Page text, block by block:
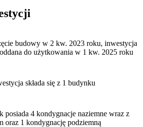
budowy w 2 kw. 2023 roku, inwestycja
oddana do użytkowania w 1 kw. 2025 roku
składa się z 1 budynku
posiada 4 kondygnacje naziemne wraz z
oraz 1 kondygnację podziemną